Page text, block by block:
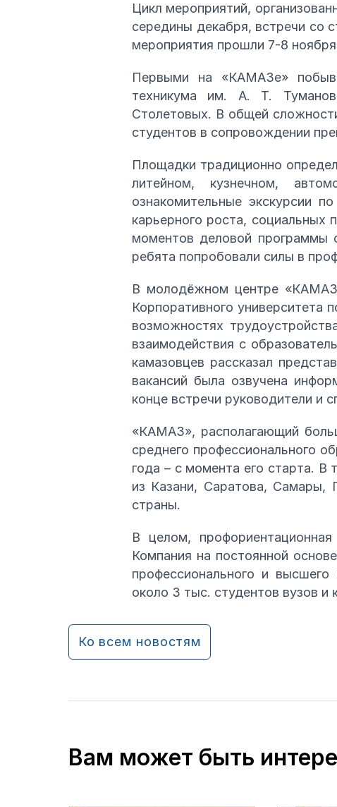
Цикл мероприятий,
середины декабря, встречи со
мероприятия прошли 7-8
Первыми на «КАМАЗе»
техникума им. А. Т.
Столетовых. В общей
студентов в сопровождении
Площадки традиционно
литейном, кузнечном,
ознакомительные экскурсии
карьерного роста,
моментов деловой программы
ребята попробовали силы в
В молодёжном центре
Корпоративного университета
возможностях
взаимодействия с
камазовцев рассказал
вакансий была озвучена
конце встречи руководители и
«КАМАЗ», располагающий
среднего профессионального
года – с момента его старта. В
из Казани, Саратова, Самары,
страны.
В целом,
Компания на постоянной
профессионального и
около 3 тыс. студентов вузов и
Ко всем новостям
Вам может быть